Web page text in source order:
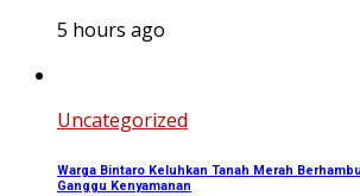
5 hours ago
Uncategorized
Warga Bintaro Keluhkan Tanah Merah
Ganggu Kenyamanan